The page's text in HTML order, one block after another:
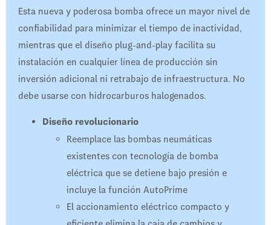
Esta nueva y poderosa bomba ofrece un mayor nivel de
confiabilidad para minimizar el tiempo de inactividad,
mientras que el diseño plug-and-play facilita su
instalación en cualquier línea de producción sin
inversión adicional ni retrabajo de infraestructura. No
debe usarse con hidrocarburos halogenados.
Diseño revolucionario
Reemplace las bombas neumáticas
existentes con tecnología de bomba
eléctrica que se detiene bajo presión e
incluye la función AutoPrime
El accionamiento eléctrico compacto y